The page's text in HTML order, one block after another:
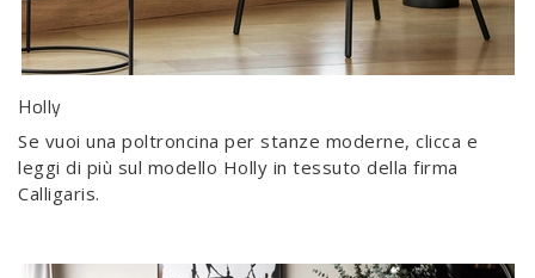
Holly
Se vuoi una poltroncina per stanze moderne, clicca e
leggi di più sul modello Holly in tessuto della firma
Calligaris.